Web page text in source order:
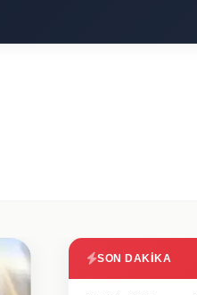
SON DAKIKA